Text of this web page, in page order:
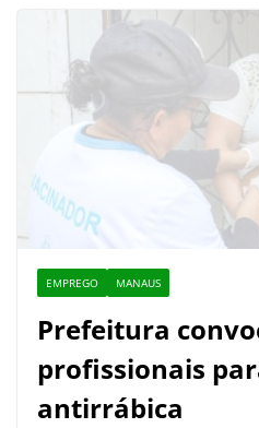
EMPREGO MANAUS
Prefeitura
profissionais
antirrábica